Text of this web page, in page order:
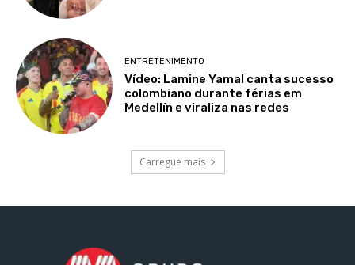
ENTRETENIMENTO
Vídeo: Lamine Yamal canta sucesso
colombiano durante férias em
Medellín e viraliza nas redes
Carregue mais